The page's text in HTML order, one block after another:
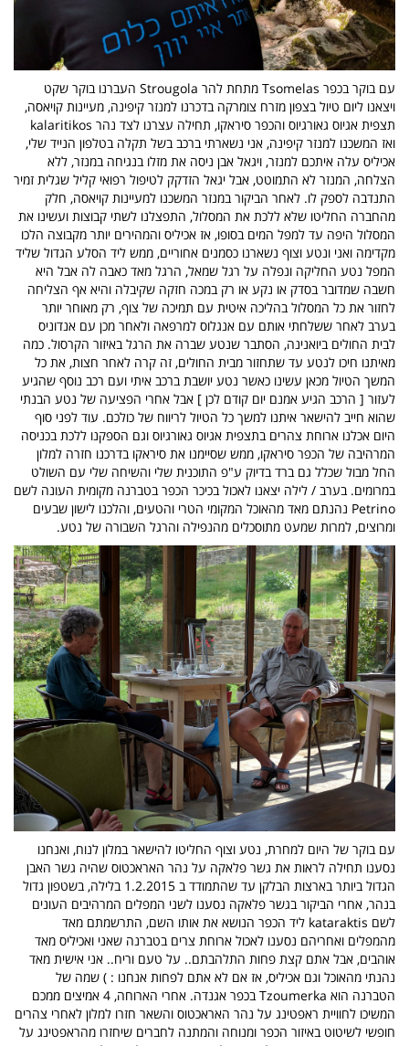
עם בוקר בכפר Tsomelas מתחת להר Strougola העברנו בוקר שקט
ויצאנו ליום טיול בצפון מזרח צומרקה בדכרנו למנזר קיפינה, מעיינות קויאסה,
תצפית אגיוס גאורגיוס והכפר סיראקו, תחילה עצרנו לצד נהר kalaritikos
ואז המשכנו למנזר קיפינה, אני נשארתי ברכב בשל תקלה בטלפון הנייד שלי,
אכיליס עלה איתכם למנזר, ויגאל אבן ניסה את מזלו בנגיחה במנזר, ללא
הצלחה, המנזר לא התמוטט, אבל יגאל הזדקק לטיפול רפואי קליל שגלית זמיר
התנדבה לספק לו. לאחר הביקור במנזר המשכנו למעיינות קויאסה, חלק
מהחברה החליטו שלא ללכת את המסלול, התפצלנו לשתי קבוצות ועשינו את
המסלול היפה עד למפל המים בסופו, אז אכיליס והמהירים יותר מקבוצה הלכו
מקדימה ואני ונטע וצוף נשארנו כסמנים אחוריים, ממש ליד הסלע הגדול שליד
המפל נטע החליקה ונפלה על רגל שמאל, הרגל מאד כאבה לה אבל היא
חשבה שמדובר בסדק או נקע או רק במכה חזקה שקיבלה והיא אף הצליחה
לחזור את כל המסלול בהליכה איטית עם תמיכה של צוף, רק מאוחר יותר
בערב לאחר ששלחתי אותם עם אנגלוס למרפאה ולאחר מכן עם אנדוניס
לבית החולים ביואנינה, הסתבר שנטע שברה את הרגל באיזור הקרסול. כמה
מאיתנו חיכו לנטע עד שתחזור מבית החולים, זה קרה לאחר חצות, את כל
המשך הטיול מכאן עשינו כאשר נטע יושבת ברכב איתי ועם רכב נוסף שהגיע
לעזור [ הרכב הגיע אמנם יום קודם לכן ] אבל אחרי הפציעה של נטע הבנתי
שהוא חייב להישאר איתנו למשך כל הטיול לריווח של כולכם. עוד לפני סוף
היום אכלנו ארוחת צהרים בתצפית אגיוס גאורגיוס וגם הספקנו ללכת בכניסה
המרהיבה של הכפר סיראקו, ממש שסיימנו את סיראקו בדרכנו חזרה למלון
החל מבול שכלל גם ברד בדיוק ע"פ התוכנית שלי והשיחה שלי עם השולט
במרומים. בערב / לילה יצאנו לאכול בכיכר הכפר בטברנה מקומית העונה לשם
Petrino נהנתם מאד מהאוכל המקומי הטרי והטעים, והלכנו לישון שבעים
ומרוצים, למרות שמעט מתוסכלים מהנפילה והרגל השבורה של נטע.
עם בוקר של היום למחרת, נטע וצוף החליטו להישאר במלון לנוח, ואנחנו
נסענו תחילה לראות את גשר פלאקה על נהר האראכטוס שהיה גשר האבן
הגדול ביותר בארצות הבלקן עד שהתמודד ב 1.2.2015 בלילה, בשטפון גדול
בנהר, אחרי הביקור בגשר פלאקה נסענו לשני המפלים המרהיבים העונים
לשם kataraktis ליד הכפר הנושא את אותו השם, התרשמתם מאד
מהמפלים ואחריהם נסענו לאכול ארוחת צרים בטברנה שאני ואכיליס מאד
אוהבים, אבל אתם קצת פחות התלהבתם.. על טעם וריח.. אני אישית מאד
נהנתי מהאוכל וגם אכיליס, אז אם לא אתם לפחות אנחנו : ) שמה של
הטברנה הוא Tzoumerka בכפר אגנדה. אחרי הארוחה, 4 אמיצים ממכם
המשיכו לחוויית ראפטינג על נהר האראכטוס והשאר חזרו למלון לאחרי צהרים
חופשי לשיטוט באיזור הכפר ומנוחה והמתנה לחברים שיחזרו מהראפטינג על